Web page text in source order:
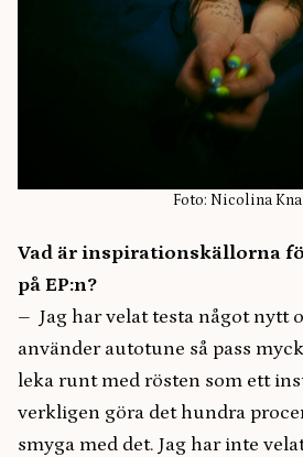
Foto: Nicolina
Vad är inspirationskällorna
på EP:n?
– Jag har velat testa något nytt
använder autotune så pass
leka runt med rösten som ett
verkligen göra det hundra
smyga med det. Jag har inte